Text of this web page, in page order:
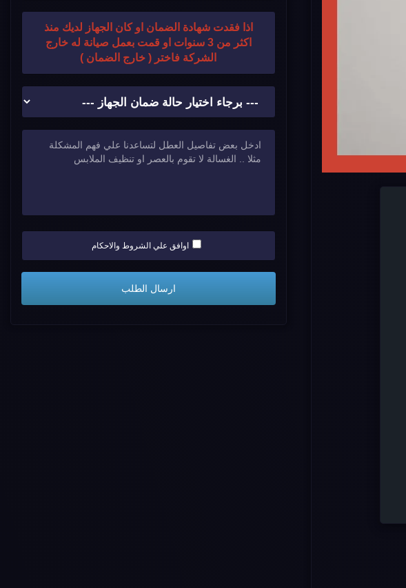
اذا فقدت شهادة الضمان او كان الجهاز لديك منذ
اكثر من 3 سنوات او قمت بعمل صيانة له خارج
الشركة فاختر ( خارج الضمان )
اوافق علي الشروط والاحكام